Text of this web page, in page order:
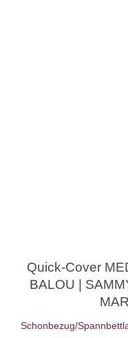
Quick-Cover
BALOU |
Schonbezug/